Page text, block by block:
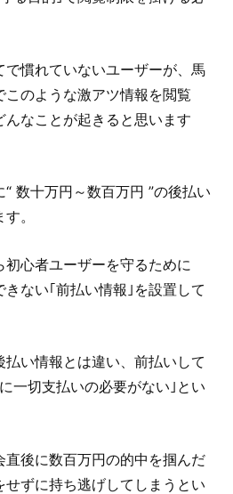
慣れていないユーザーが、馬
のような激アツ情報を閲覧
んなことが起きると思います
数十万円～数百万円 ”の後払い
。
心者ユーザーを守るために
ない｢前払い情報｣を設置して
い情報とは違い、前払いして
一切支払いの必要がない｣とい
直後に数百万円の的中を掴んだ
ずに持ち逃げしてしまうとい